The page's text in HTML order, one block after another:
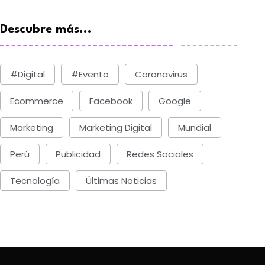
Descubre más...
#digital #evento Coronavirus
Ecommerce Facebook Google
Marketing Marketing Digital Mundial
Perú Publicidad Redes Sociales
Tecnología Últimas Noticias